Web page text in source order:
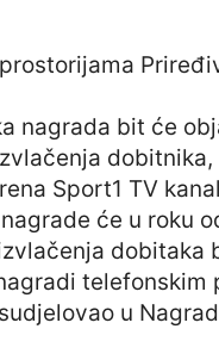
nagrada bit će
dobitnika,
Sport1 TV
će u roku
dobitaka
telefonskim
u